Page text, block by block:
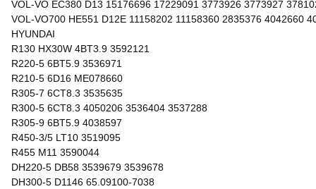
VOL-VO EC380 D13 15176696 17229091 3773926 3773927
VOL-VO700 HE551 D12E 11158202 11158360 2835376 4042660
HYUNDAI
R130 HX30W 4BT3.9 3592121
R220-5 6BT5.9 3536971
R210-5 6D16 ME078660
R305-7 6CT8.3 3535635
R300-5 6CT8.3 4050206 3536404 3537288
R305-9 6BT5.9 4038597
R450-3/5 LT10 3519095
R455 M11 3590044
DH220-5 DB58 3539679 3539678
DH300-5 D1146 65.09100-7038